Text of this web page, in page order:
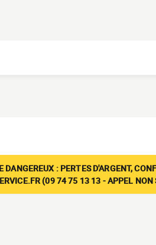
DANGEREUX : PERTES D'ARGENT,
(09 74 75 13 13 - APPEL NON